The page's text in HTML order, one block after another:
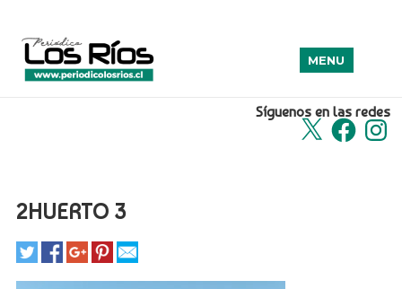
Síguenos en las redes
X Facebook
MENU
2HUERTO 3